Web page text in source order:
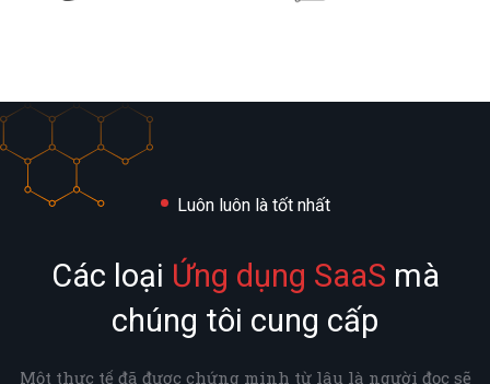
Luôn luôn là tốt nhất
Các loại Ứng dụng SaaS mà
chúng tôi cung cấp
Một thực tế đã được chứng minh từ lâu là người đọc sẽ